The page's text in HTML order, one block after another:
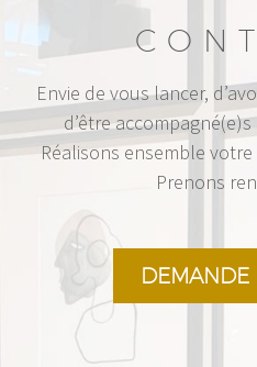
Envie de vous lancer,
d’être
Réalisons ensemble votre
Prenons
DEMANDE